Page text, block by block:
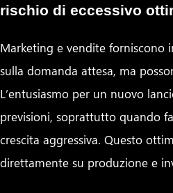
rischio di eccessivo
Marketing e vendite forniscono
sulla domanda attesa, ma
L’entusiasmo per un nuovo
previsioni, soprattutto quando
crescita aggressiva. Questo
direttamente su produzione e